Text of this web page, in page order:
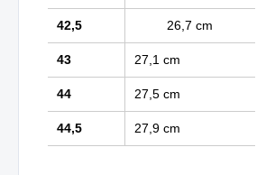
42,5 26,7 cm
43 27,1 cm
44 27,5 cm
44,5 27,9 cm